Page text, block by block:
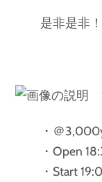
是非是非！
・＠
・Open
・Start